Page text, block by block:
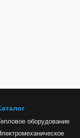
оборудование